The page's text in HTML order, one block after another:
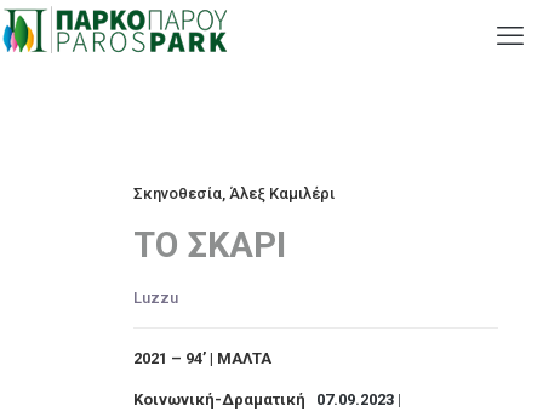
Σκηνοθεσία, Άλεξ Καμιλέρι
ΤΟ ΣΚΑΡΙ
Luzzu
2021 – 94’ | ΜΑΛΤΑ
Κοινωνική-Δραματική 07.09.2023|